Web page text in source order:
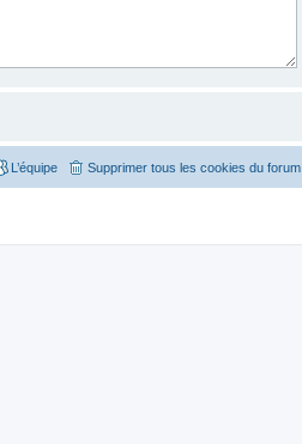
Supprimer tous les cookies du forum
L’équipe